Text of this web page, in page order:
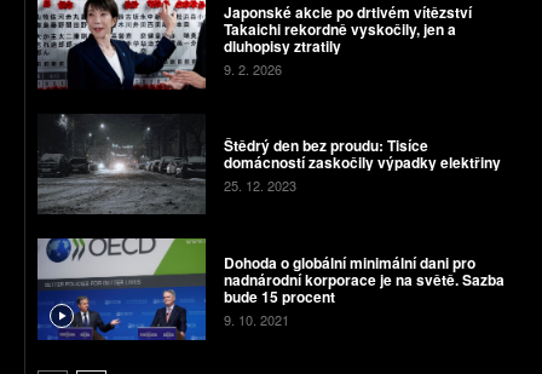
Japonské akcie po drtivém vítězství
Takaichi rekordně vyskočily, jen a
dluhopisy ztratily
9. 2. 2026
Štědrý den bez proudu: Tisíce
domácností zaskočily výpadky elektřiny
25. 12. 2023
Dohoda o globální minimální dani pro
nadnárodní korporace je na světě. Sazba
bude 15 procent
9. 10. 2021